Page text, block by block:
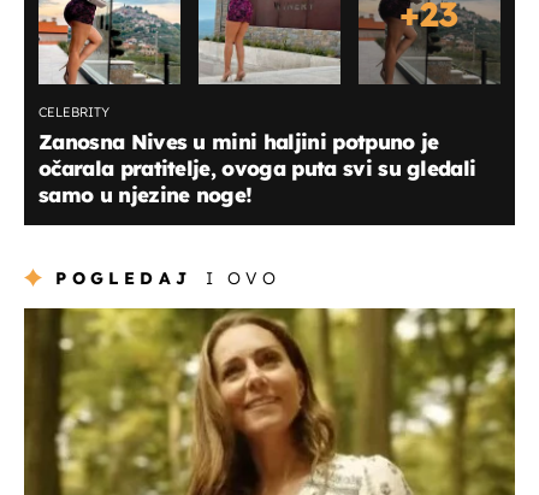
+23
CELEBRITY
Zanosna Nives u mini haljini potpuno je
očarala pratitelje, ovoga puta svi su gledali
samo u njezine noge!
POGLEDAJ I OVO